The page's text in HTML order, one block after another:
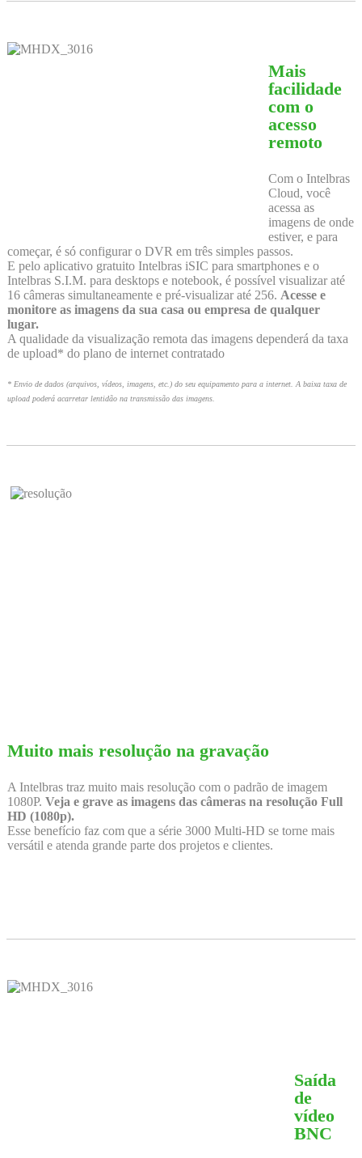
Mais
facilidade
com o
acesso
remoto
Com o Intelbras
Cloud, você
acessa as
imagens de onde
estiver, e para
começar, é só configurar o DVR em três simples passos.
E pelo aplicativo gratuito Intelbras iSIC para smartphones e o
Intelbras S.I.M. para desktops e notebook, é possível visualizar até
16 câmeras simultaneamente e pré-visualizar até 256. Acesse e
monitore as imagens da sua casa ou empresa de qualquer
lugar.
A qualidade da visualização remota das imagens dependerá da taxa
de upload* do plano de internet contratado
* Envio de dados (arquivos, vídeos, imagens, etc.) do seu equipamento para a internet. A baixa taxa de
upload poderá acarretar lentidão na transmissão das imagens.
Muito mais resolução na gravação
A Intelbras traz muito mais resolução com o padrão de imagem
1080P. Veja e grave as imagens das câmeras na resolução Full
HD (1080p).
Esse benefício faz com que a série 3000 Multi-HD se torne mais
versátil e atenda grande parte dos projetos e clientes.
Saída
de
vídeo
BNC